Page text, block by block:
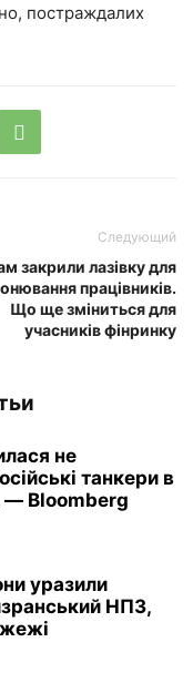
постраждалих
Следующий
закрили лазівку для
працівників.
Що ще зміниться для
учасників фінринку
не
танкери в
— Bloomberg
уразили
НПЗ,